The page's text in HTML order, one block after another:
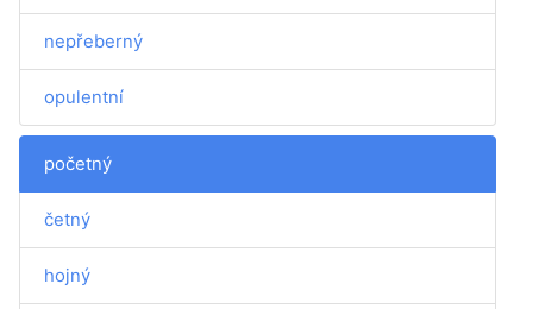
nepřeberný
opulentní
početný
četný
hojný